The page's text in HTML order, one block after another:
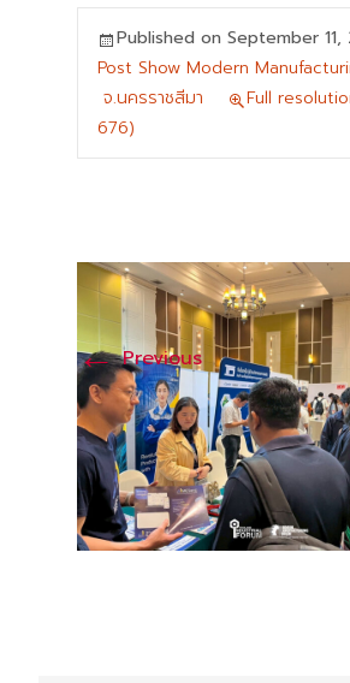
Published on September 11,
Post Show Modern
จ.นครราชสีมา
Full
676)
←Previous